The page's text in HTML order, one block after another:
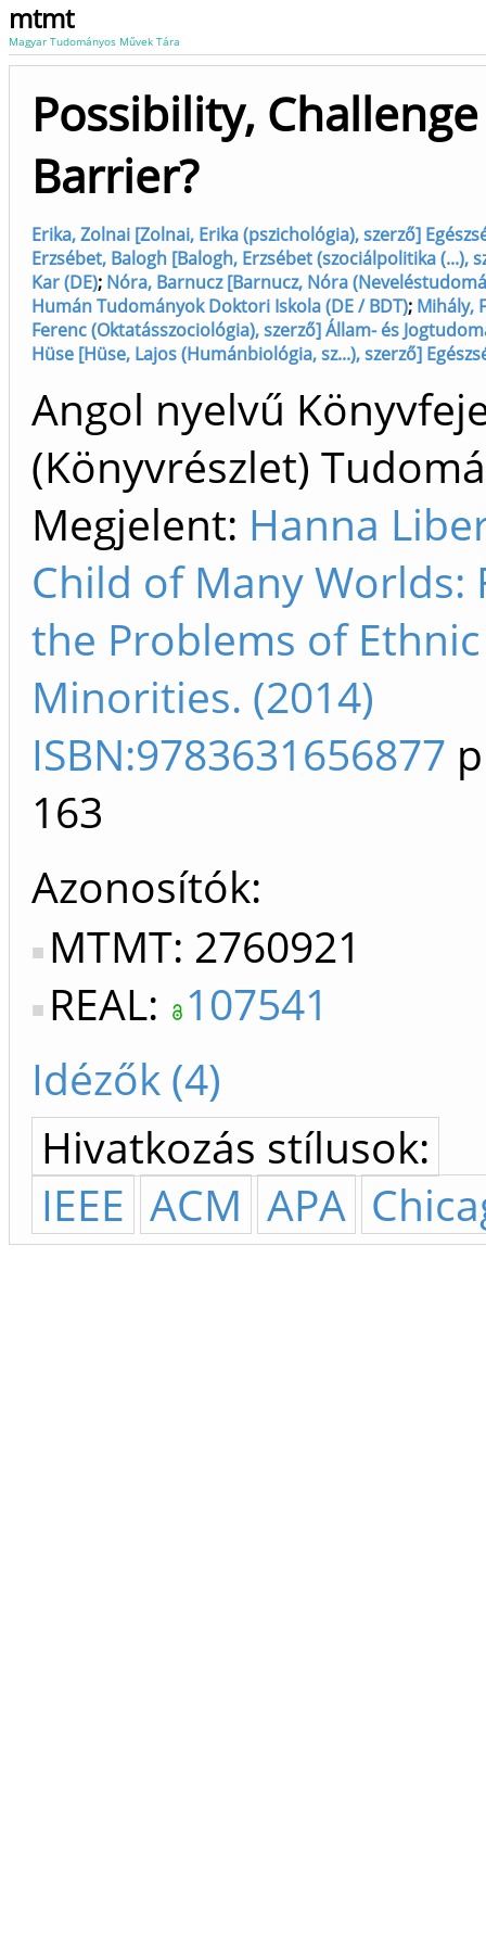
mtmt
Magyar Tudományos Művek Tára
Possibility,
Barrier?
Erika, Zolnai [Zolnai, Erika (pszichológia), szerző]
Erzsébet, Balogh [Balogh, Erzsébet (szociálpolitika (...),
Kar (DE); Nóra, Barnucz [Barnucz, Nóra
Humán Tudományok Doktori Iskola (DE / BDT); Mihály,
Ferenc (Oktatásszociológia), szerző] Állam- és
Hüse [Hüse, Lajos (Humánbiológia, sz...), szerző]
Angol nyelvű
(Könyvrészlet)
Megjelent: Hanna
Child of Many Worlds:
the Problems of Ethnic
Minorities. (2014)
ISBN:9783631656877
163
Azonosítók
MTMT: 2760921
REAL: 107541
Idézők (4)
Hivatkozás stílusok:
IEEE ACM APA